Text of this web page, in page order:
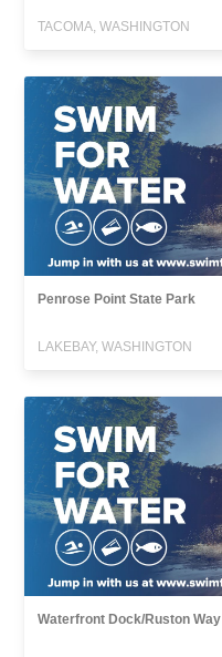
TACOMA, WASHINGTON
Penrose Point State Park
LAKEBAY, WASHINGTON
Waterfront Dock/Ruston Way